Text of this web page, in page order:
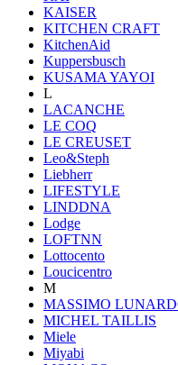
KAISER
KITCHEN CRAFT
KitchenAid
Kuppersbusch
KUSAMA YAYOI
L
LACANCHE
LE COQ
LE CREUSET
Leo&Steph
Liebherr
LIFESTYLE
LINDDNA
Lodge
LOFTNN
Lottocento
Loucicentro
M
MASSIMO
MICHEL TAILLIS
Miele
Miyabi